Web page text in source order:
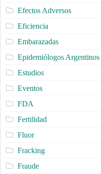
Efectos Adversos
Eficiencia
Embarazadas
Epidemiólogos Argentinos
Estudios
Eventos
FDA
Fertilidad
Fluor
Fracking
Fraude